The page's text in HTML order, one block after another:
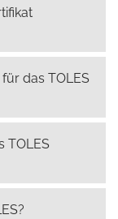
das TOLES
TOLES